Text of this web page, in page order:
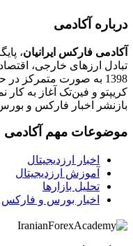
درباره آکادمی
آکادمی فارکس ایرانیان،
تبادل ارزهای خارجی،
1398 به صورت متمرکز
کریپتو و فین‌تک آغاز به
بازنشر اخبار فارکس و
موضوعات مهم آکادمی
اخبار ارزدیجیتال
آموزش ارزدیجیتال
تحلیل بازارها
اخبار بورس و فارکس